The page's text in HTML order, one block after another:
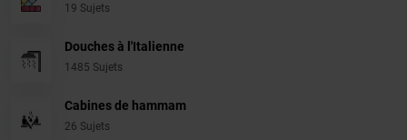
19 Sujets
Douches à l'Italienne
1485 Sujets
Cabines de hammam
26 Sujets